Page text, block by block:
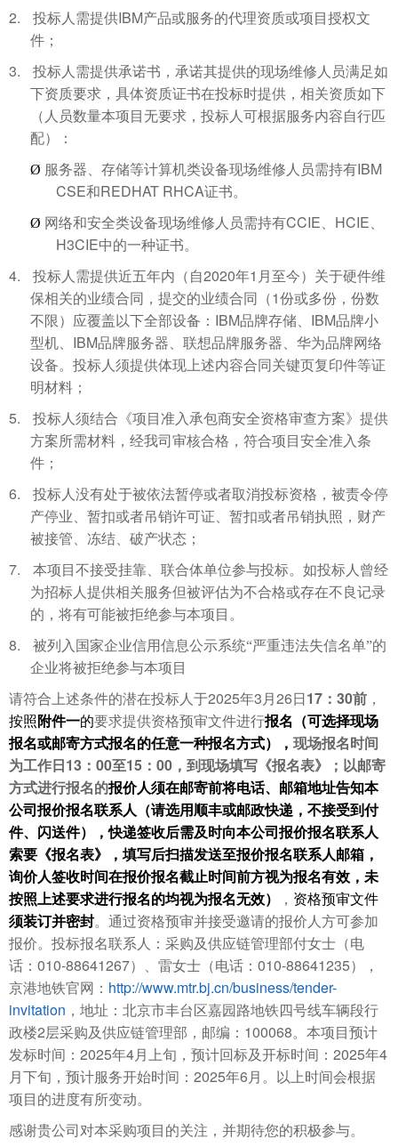
2. 投标人需提供IBM产品或服务的代理资质或项目授权文
件；
3.
投标人需提供承诺书，承诺其提供的现场维修人员满足如
下资质要求，具体资质证书在投标时提供，相关资质如下
（人员数量本项目无要求，投标人可根据服务内容自行匹
配）：
Ø 服务器、存储等计算机类设备现场维修人员需持有IBM
CSE和REDHAT RHCA证书。
Ø 网络和安全类设备现场维修人员需持有CCIE HCIE
H3CIE中的一种证书。
4. 投标人需提供近五年内（自2020年1 月至今）关于硬件维
保相关的业绩合同，提交的业绩合同（1份或多份，份数
不限）应覆盖以下全部设备： IBM品牌存储、 IBM品牌小
型机、 IBM品牌服务器、联想品牌服务器、华为品牌网络
设备。投标人须提供体现上述内容合同关键页复印件等证
明材料；
5.
投标人须结合《项目准入承包商安全资格审查方案》提供
方案所需材料，经我司审核合格，符合项目安全准入条
件；
6.
投标人没有处于被依法暂停或者取消投标资格，被责令停
产停业、暂扣或者吊销许可证、暂扣或者吊销执照，财产
被接管、冻结、破产状态；
7.
本项目不接受挂靠、联合体单位参与投标。如投标人曾经
为招标人提供相关服务但被评估为不合格或存在不良记录
的，将有可能被拒绝参与本项目 。
8.
被列入国家企业信用信息公示系统“严重违法失信名单”的
企业将被拒绝参与本项目
请符合上述条件的潜在投标人于2025年3 月 26日 17 ： 30前 ，
按照附件一的要求提供资格预审文件进行报名（可选择现场
报名或邮寄方式报名的任意一种报名方式）， 现场报名时间
为工作日 13 ： 00至15 ： 00 ，到现场填写《报名表》；以邮寄
方式进行报名的报价人须在邮寄前将电话、邮箱地址告知本
公司报价报名联系人（请选用顺丰或邮政快递，不接受到付
件、闪送件），快递签收后需及时向本公司报价报名联系人
索要《报名表》，填写后扫描发送至报价报名联系人邮箱，
询价人签收时间在报价报名截止时间前方视为报名有效，未
按照上述要求进行报名的均视为报名无效）
， 资格预审文件
须装订并密封。通过资格预审并接受邀请的报价人方可参加
报价。投标报名联系人：采购及供应链管理部付女士（电
话： 010-88641267）、雷女士（电话： 010-88641235），
京港地铁官网： http://www.mtr.bj.cn/business/tender-
invitation ，地址：北京市丰台区嘉园路地铁四号线车辆段行
政楼2层采购及供应链管理部，邮编： 100068。本项目预计
发标时间： 2025年4月上旬，预计回标及开标时间： 2025年4
月下旬，预计服务开始时间： 2025年6月。以上时间会根据
项目的进度有所变动。
感谢贵公司对本采购项目的关注，并期待您的积极参与。